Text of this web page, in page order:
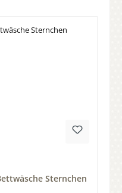
Sternchen